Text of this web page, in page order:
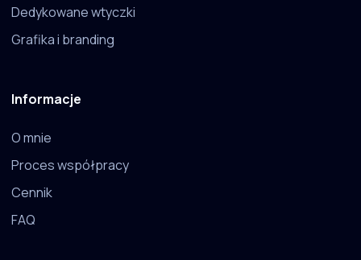
Dedykowane wtyczki
Grafika i branding
Informacje
O mnie
Proces współpracy
Cennik
FAQ